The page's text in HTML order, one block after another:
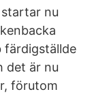
startar nu
färdigställde
det är nu
förutom